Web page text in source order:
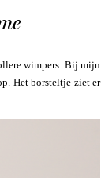
wimpers. Bij mijn
Het borsteltje ziet er